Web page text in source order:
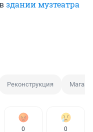
здании музтеатра
Реконструкция
0 0